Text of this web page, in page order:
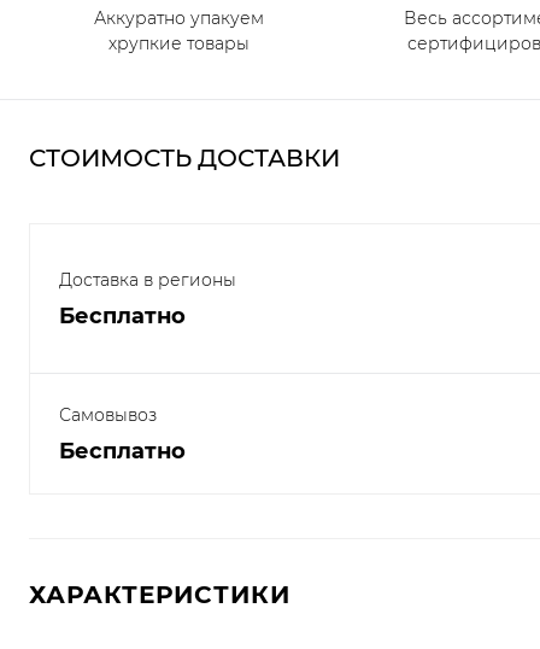
Аккуратно упакуем
хрупкие товары
Весь
СТОИМОСТЬ ДОСТАВКИ
Доставка в регионы
Бесплатно
Самовывоз
Бесплатно
ХАРАКТЕРИСТИКИ